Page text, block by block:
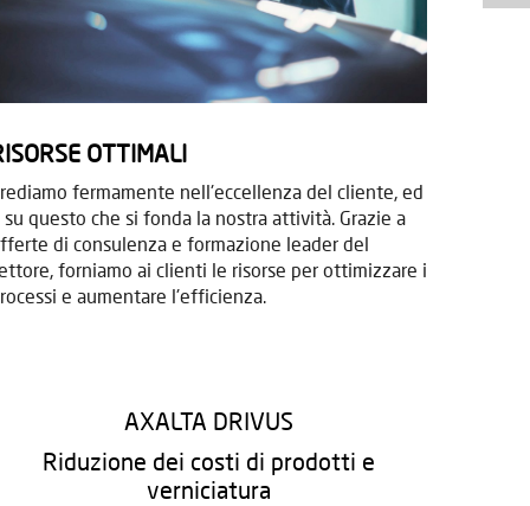
OTTIMALI
fermamente nell'eccellenza del cliente, ed
su questo che si fonda la nostra attività. Grazie a
di consulenza e formazione leader del
forniamo ai clienti le risorse per ottimizzare i
e aumentare l'efficienza.
AXALTA DRIVUS
Riduzione dei costi di prodotti e
verniciatura